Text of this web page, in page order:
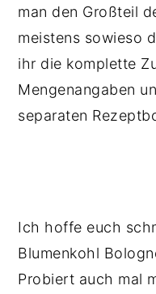
man den Großteil
meistens sowieso
ihr die komplette
Mengenangaben
separaten
Ich hoffe euch
Blumenkohl
Probiert auch mal